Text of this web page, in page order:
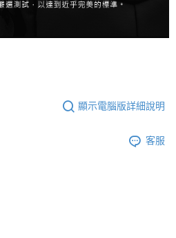
顯示電腦版詳細說明
客服